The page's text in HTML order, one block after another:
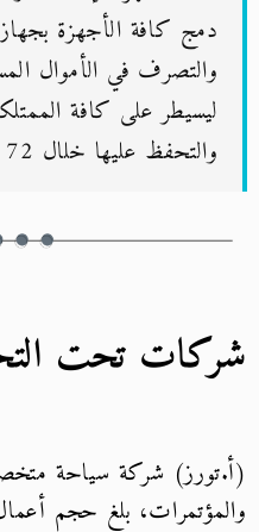
دمج كافة الأجهزة
والتصرف في الأموال
ليسيطر على كافة
والتحفظ عليها خلال 72 عامًا.
شركات تحت
(أ.تورز) شركة سياحة